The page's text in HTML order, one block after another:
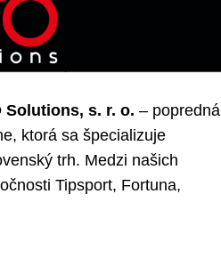
Solutions, s. r. o. – popredná
ktorá sa špecializuje
trh. Medzi našich
Tipsport, Fortuna,